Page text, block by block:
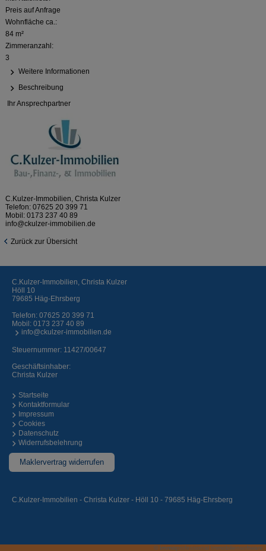
Preis auf Anfrage
Wohnfläche ca.:
84 m²
Zimmeranzahl:
3
Weitere Informationen
Beschreibung
Ihr Ansprechpartner
C.Kulzer-Immobilien, Christa Kulzer
Telefon: 07625 20 399 71
Mobil: 0173 237 40 89
info@ckulzer-immobilien.de
Zurück zur Übersicht
C.Kulzer-Immobilien, Christa Kulzer
Höll 10
79685 Häg-Ehrsberg
Telefon: 07625 20 399 71
Mobil: 0173 237 40 89
info@ckulzer-immobilien.de
Steuernummer: 11427/00647
Geschäftsinhaber:
Christa Kulzer
Startseite
Kontaktformular
Impressum
Cookies
Datenschutz
Widerrufsbelehrung
Maklervertrag widerrufen
C.Kulzer-Immobilien - Christa Kulzer - Höll 10 - 79685 Häg-Ehrsberg
© immoprofessional Immobiliensoftware